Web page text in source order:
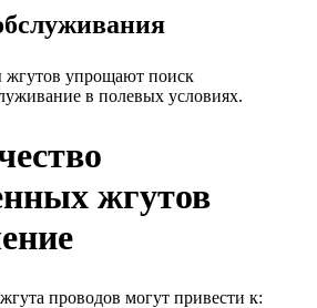
упрощают поиск
в полевых условиях.
жгутов
проводов могут привести к: